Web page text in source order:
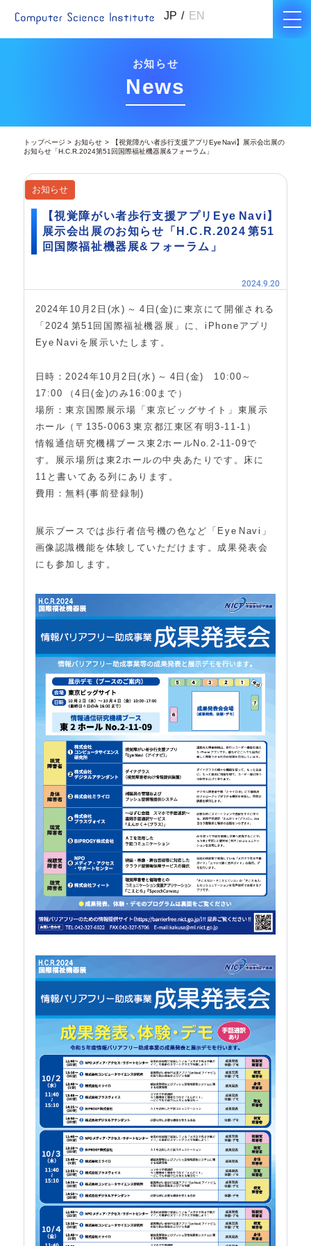
JP EN
お知らせ
News
トップページ お知らせ
【視覚障がい者歩行支援アプリEye Navi】展示会出展の
お知らせ「H.C.R.2024 第51回国際福祉機器展&フォーラム」
【視覚障がい者歩行支援アプリEye Navi】
展示会出展のお知らせ「H.C.R.2024 第51
回国際福祉機器展&フォーラム」
2024.9.20
お知らせ
2024年10月2日(水) ～ 4日(金)に東京にて開催される
「2024 第51回国際福祉機器展」に、iPhoneアプリ
Eye Naviを展示いたします。
日時：2024年10月2日(水) ～ 4日(金) 10:00～
17:00 （4日(金)のみ16:00まで）
場所：東京国際展示場「東京ビッグサイト」東展示
ホール（〒135-0063 東京都江東区有明3-11-1）
情報通信研究機構ブース東2ホールNo.2-11-09で
す。展示場所は東2ホールの中央あたりです。床に
11と書いてある列にあります。
費用：無料(事前登録制)
展示ブースでは歩行者信号機の色など「Eye Navi」
画像認識機能を体験していただけます。成果発表会
にも参加します。